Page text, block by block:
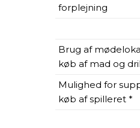
forplejning
Brug af
køb af mad og
Mulighed for
køb af spilleret *